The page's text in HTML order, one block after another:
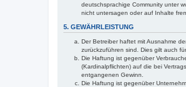
deutschsprachige Community unter
nicht untersagen oder auf Inhalte
5. GEWÄHRLEISTUNG
Der Betreiber haftet mit Ausnahme
zurückzuführen sind. Dies gilt auch
Die Haftung ist gegenüber
(Kardinalpflichten) auf die bei
entgangenen Gewinn.
Die Haftung ist gegenüber